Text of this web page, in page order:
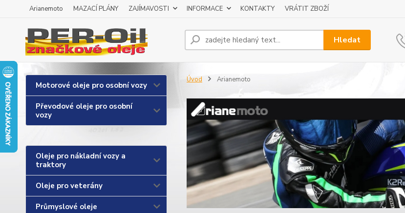
Arianemoto MAZACÍ PLÁNY ZAJÍMAVOSTI INFORMACE KONTAKTY VRÁTIT ZBOŽÍ
Hledat
Motorové oleje pro osobní vozy
Převodové oleje pro osobní
vozy
Oleje pro nákladní vozy a
traktory
Oleje pro veterány
Průmyslové oleje
Úvod Arianemoto